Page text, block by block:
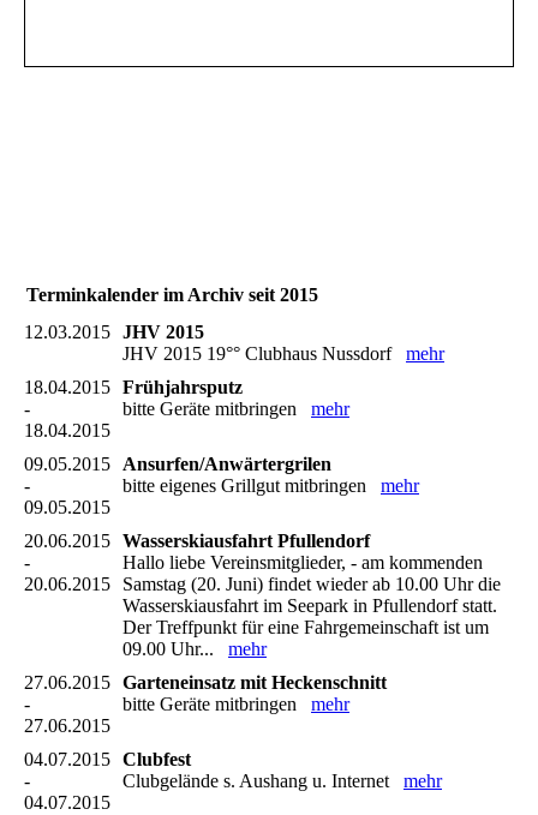
Terminkalender im Archiv seit 2015
12.03.2015 JHV 2015
JHV 2015 19°° Clubhaus Nussdorf mehr
18.04.2015
-
18.04.2015
Frühjahrsputz
bitte Geräte mitbringen mehr
09.05.2015
-
09.05.2015
Ansurfen/Anwärtergrilen
bitte eigenes Grillgut mitbringen mehr
20.06.2015
-
20.06.2015
Wasserskiausfahrt Pfullendorf
Hallo liebe Vereinsmitglieder, - am kommenden
Samstag (20. Juni) findet wieder ab 10.00 Uhr die
Wasserskiausfahrt im Seepark in Pfullendorf statt.
Der Treffpunkt für eine Fahrgemeinschaft ist um
09.00 Uhr... mehr
27.06.2015
-
27.06.2015
Garteneinsatz mit Heckenschnitt
bitte Geräte mitbringen mehr
04.07.2015
-
04.07.2015
Clubfest
Clubgelände s. Aushang u. Internet mehr